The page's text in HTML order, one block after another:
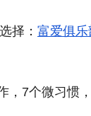
择： 富爱俱乐
，7个微习惯